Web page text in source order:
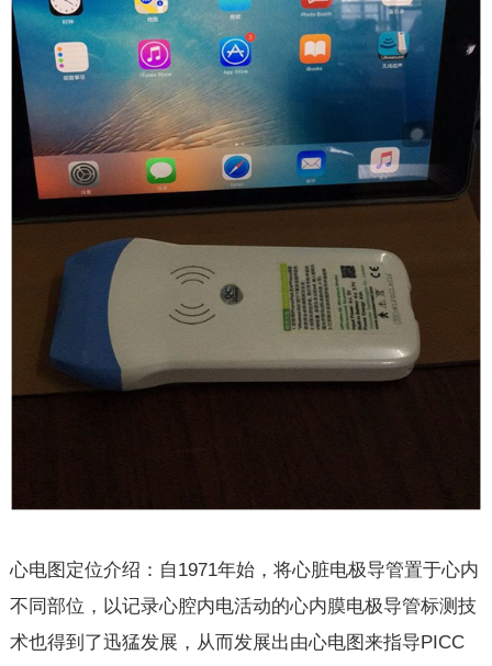
心电图定位介绍：自1971年始，将心脏电极导管置于心内
不同部位，以记录心腔内电活动的心内膜电极导管标测技
术也得到了迅猛发展，从而发展出由心电图来指导PICC